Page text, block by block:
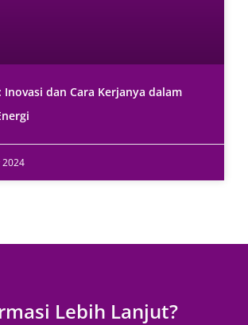
Inovasi dan Cara Kerjanya dalam
Lebih Lanjut?